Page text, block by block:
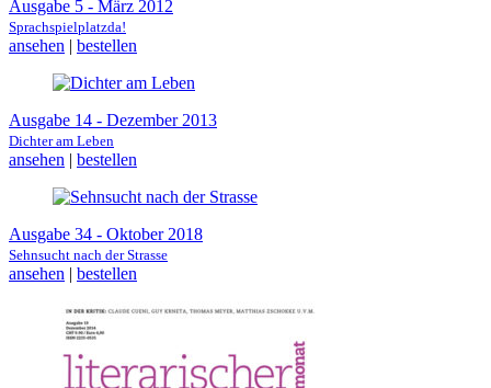
Ausgabe 5 - März 2012
Sprachspielplatzda!
ansehen | bestellen
Ausgabe 14 - Dezember 2013
Dichter am Leben
ansehen | bestellen
Ausgabe 34 - Oktober 2018
Sehnsucht nach der Strasse
ansehen | bestellen